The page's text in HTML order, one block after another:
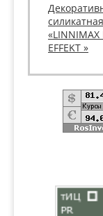
«LINNIMAX
EFFEKT »